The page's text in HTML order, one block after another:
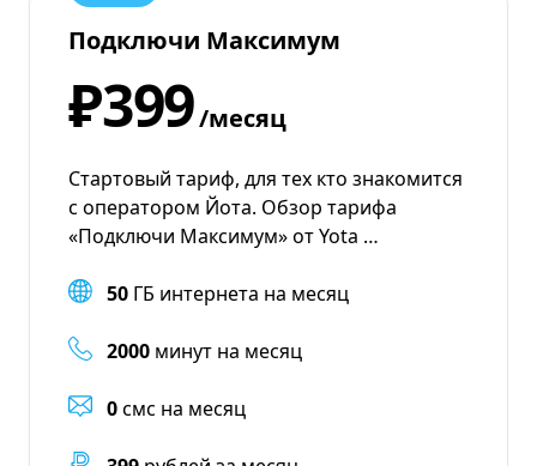
Подключи Максимум
₽399/месяц
Стартовый тариф, для тех кто знакомится
с оператором Йота. Обзор тарифа
«Подключи Максимум» от Yota …
50 ГБ интернета на месяц
2000 минут на месяц
0смс на месяц